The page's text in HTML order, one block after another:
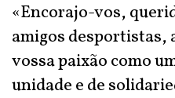
«Encorajo-vos,
amigos desportistas,
vossa paixão como
unidade e de